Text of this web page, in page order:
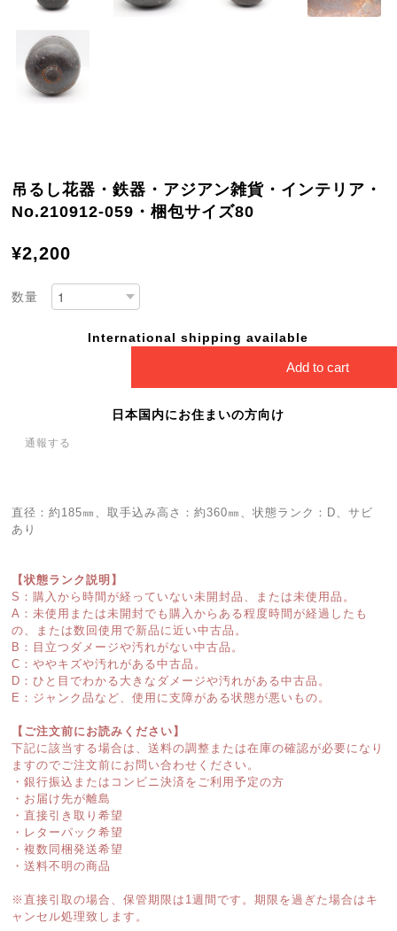
吊るし花器・鉄器・アジアン雑貨・インテリア・
No.210912-059・梱包サイズ80
¥2,200
数量
International shipping available
Add to cart
日本国内にお住まいの方向け
通報する
直径：約185㎜、取手込み高さ：約360㎜、状態ランク：D、サビ
あり
【状態ランク説明】
S：購入から時間が経っていない未開封品、または未使用品。
A：未使用または未開封でも購入からある程度時間が経過したも
の、または数回使用で新品に近い中古品。
B：目立つダメージや汚れがない中古品。
C：ややキズや汚れがある中古品。
D：ひと目でわかる大きなダメージや汚れがある中古品。
E：ジャンク品など、使用に支障がある状態が悪いもの。
【ご注文前にお読みください】
下記に該当する場合は、送料の調整または在庫の確認が必要になり
ますのでご注文前にお問い合わせください。
・銀行振込またはコンビニ決済をご利用予定の方
・お届け先が離島
・直接引き取り希望
・レターパック希望
・複数同梱発送希望
・送料不明の商品
※直接引取の場合、保管期限は1週間です。期限を過ぎた場合はキ
ャンセル処理致します。